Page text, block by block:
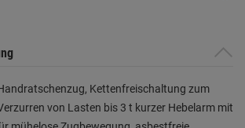
Kettenfreischaltung zum
von Lasten bis 3 t kurzer Hebelarm mit